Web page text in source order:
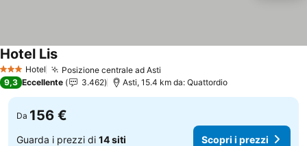
3 StelleHotel Posizione centrale ad Asti
Hotel LisScopri i prezzi
9,3 Eccellente 3.462 Asti, 15.4 km da: Quattordio
Da 156 €
Guarda i prezzi di 14 siti Scopri i prezzi